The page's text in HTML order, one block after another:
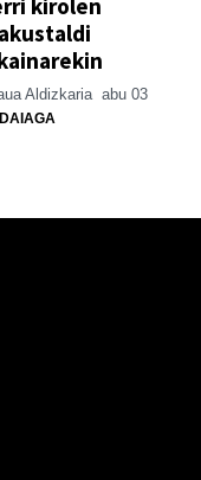
kirolen
Aldizkaria abu 03